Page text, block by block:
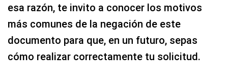
esa razón, te invito a conocer los motivos
más comunes de la negación de este
documento para que, en un futuro, sepas
cómo realizar correctamente tu solicitud.